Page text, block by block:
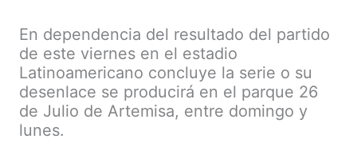
En dependencia del resultado del partido
de este viernes en el estadio
Latinoamericano concluye la serie o su
desenlace se producirá en el parque 26
de Julio de Artemisa, entre domingo y
lunes.